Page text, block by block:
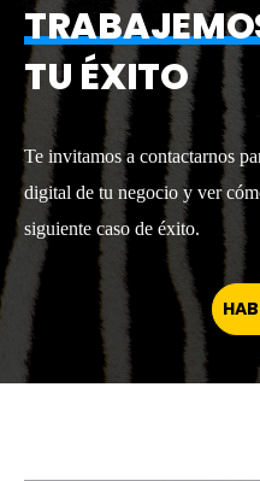
TU ÉXITO
Te invitamos a contactarnos
digital de tu negocio y ver
siguiente caso de éxito.